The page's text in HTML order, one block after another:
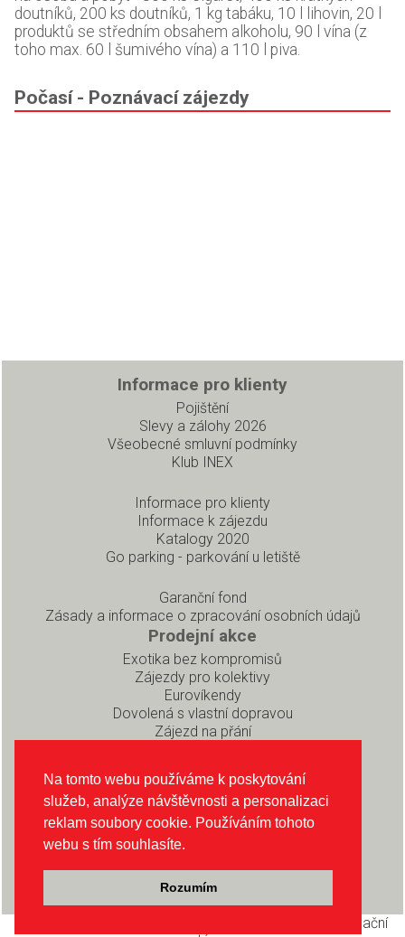
Na tomto webu používáme k poskytování
služeb, analýze návštěvnosti a personalizaci
reklam soubory cookie. Používáním tohoto
webu s tím souhlasíte.
Rozumím
doutníků, 200 ks doutníků, 1 kg tabáku, 10 l lihovin, 20 l
produktů se středním obsahem alkoholu, 90 l vína (z
toho max. 60 l šumivého vína) a 110 l piva.
Počasí - Poznávací zájezdy
Informace pro klienty
Pojištění
Slevy a zálohy 2026
Všeobecné smluvní podmínky
Klub INEX
Informace pro klienty
Informace k zájezdu
Katalogy 2020
Go parking - parkování u letiště
Garanční fond
Zásady a informace o zpracování osobních údajů
Prodejní akce
Exotika bez kompromisů
Zájezdy pro kolektivy
Eurovíkendy
Dovolená s vlastní dopravou
Zájezd na přání
Rezervační systém pro prodejce
Soubory ke stažení
O CK INEX
Sledujte nás na Instagramu
Sledujte nás na Facebooku
Rezervační